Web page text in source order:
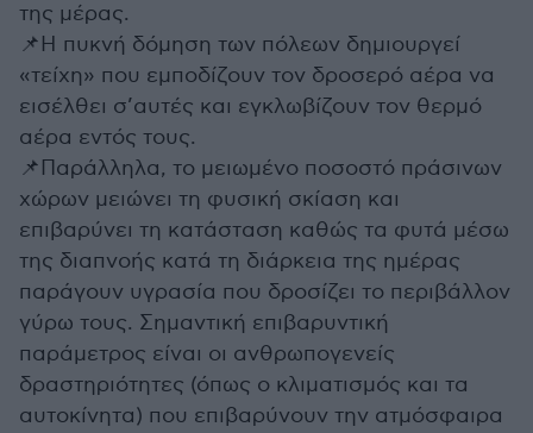
της μέρας.
📌Η πυκνή δόμηση των πόλεων δημιουργεί
«τείχη» που εμποδίζουν τον δροσερό αέρα να
εισέλθει σ’αυτές και εγκλωβίζουν τον θερμό
αέρα εντός τους.
📌Παράλληλα, το μειωμένο ποσοστό πράσινων
χώρων μειώνει τη φυσική σκίαση και
επιβαρύνει τη κατάσταση καθώς τα φυτά μέσω
της διαπνοής κατά τη διάρκεια της ημέρας
παράγουν υγρασία που δροσίζει το περιβάλλον
γύρω τους. Σημαντική επιβαρυντική
παράμετρος είναι οι ανθρωπογενείς
δραστηριότητες (όπως ο κλιματισμός και τα
αυτοκίνητα) που επιβαρύνουν την ατμόσφαιρα